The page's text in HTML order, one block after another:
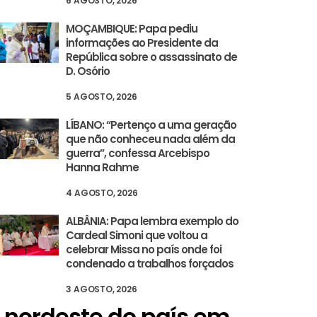
MOÇAMBIQUE: Papa pediu
informações ao Presidente da
República sobre o assassinato de
D. Osório
5 AGOSTO, 2026
LÍBANO: “Pertenço a uma geração
que não conheceu nada além da
guerra”, confessa Arcebispo
Hanna Rahme
4 AGOSTO, 2026
ALBÂNIA: Papa lembra exemplo do
Cardeal Simoni que voltou a
celebrar Missa no país onde foi
condenado a trabalhos forçados
3 AGOSTO, 2026